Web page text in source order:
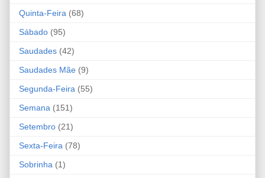
Quinta-Feira (68)
Sábado (95)
Saudades (42)
Saudades Mãe (9)
Segunda-Feira (55)
Semana (151)
Setembro (21)
Sexta-Feira (78)
Sobrinha (1)